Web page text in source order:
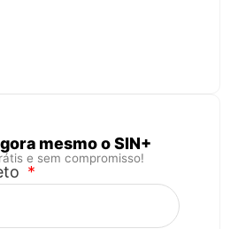
mesmo o SIN+
e sem compromisso!